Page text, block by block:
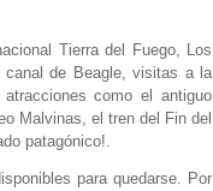
Tierra del Fuego, Los
de Beagle, visitas a la
como el antiguo
Malvinas, el tren del Fin del
patagónico!.
para quedarse. Por